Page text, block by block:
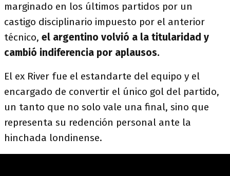
marginado en los últimos partidos por un
castigo disciplinario impuesto por el anterior
técnico, el argentino volvió a la titularidad y
cambió indiferencia por aplausos.
El ex River fue el estandarte del equipo y el
encargado de convertir el único gol del partido,
un tanto que no solo vale una final, sino que
representa su redención personal ante la
hinchada londinense.